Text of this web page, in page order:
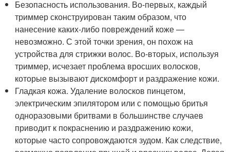
Безопасность использования. Во-первых, каждый
триммер сконструирован таким образом, что
нанесение каких-либо повреждений коже —
невозможно. С этой точки зрения, он похож на
устройства для стрижки волос. Во-вторых, используя
триммер, исчезает проблема вросших волосков,
которые вызывают дискомфорт и раздражение кожи.
Гладкая кожа. Удаление волосков пинцетом,
электрическим эпилятором или с помощью бритья
одноразовыми бритвами в большинстве случаев
приводит к покраснению и раздражению кожи,
которые часто сопровождаются зудом. Как следствие,